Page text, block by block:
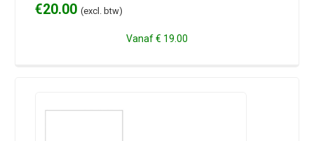
€20.00 (excl. btw)
Vanaf€ 19.00